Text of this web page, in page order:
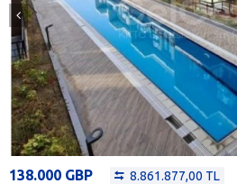
138.000 GBP 8.861.877,00 TL